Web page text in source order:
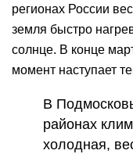
регионах России
земля быстро
солнце. В конце
момент наступает
В
районах
холодная,